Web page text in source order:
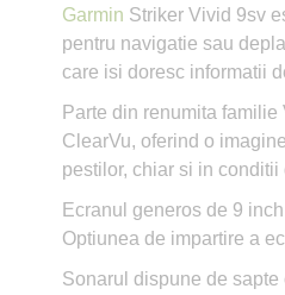
Garmin Striker Vivid 9sv
pentru navigatie sau
care isi doresc informatii
Parte din renumita
ClearVu, oferind o
pestilor, chiar si in
Ecranul generos de 9
Optiunea de impartire a
Sonarul dispune de